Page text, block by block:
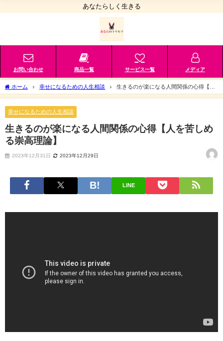
あなたらしく生きる
お問い合わせ 商品一覧 サービス一覧 メディア
ホーム 幸せになるための人生相談
生きるのが楽になる人間関係の心得【人
を苦しめる崇高理論】
幸せになるための人生相談
生きるのが楽になる人間関係の心得【人を苦しめ
る崇高理論】
2023年12月31日 2023年12月29日
LINE